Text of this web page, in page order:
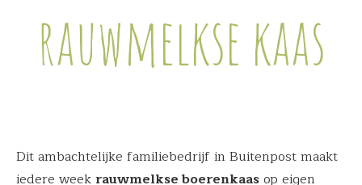
rauwmelkse kaas
Dit ambachtelijke familiebedrijf in Buitenpost maakt
iedere week rauwmelkse boerenkaasop eigen